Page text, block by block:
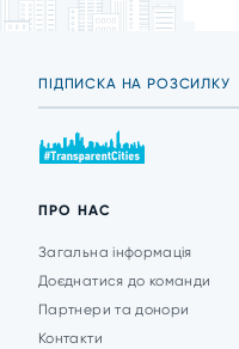
ПРО НАС
Загальна інформація
Доєднатися до команди
Партнери та донори
Контакти